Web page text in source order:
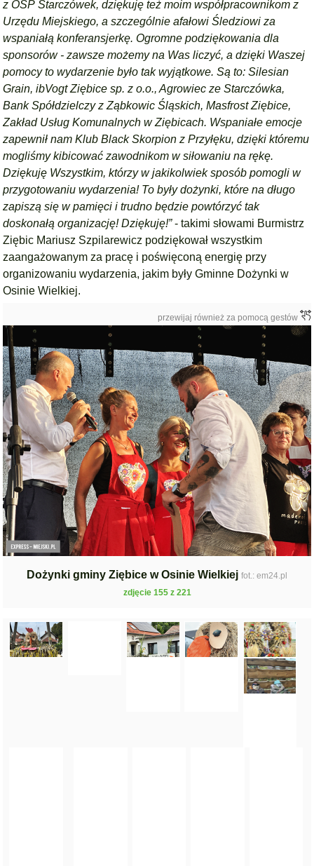
z OSP Starczówek, dziękuję też moim współpracownikom z
Urzędu Miejskiego, a szczególnie afałowi Śledziowi za
wspaniałą konferansjerkę. Ogromne podziękowania dla
sponsorów - zawsze możemy na Was liczyć, a dzięki Waszej
pomocy to wydarzenie było tak wyjątkowe. Są to: Silesian
Grain, ibVogt Ziębice sp. z o.o., Agrowiec ze Starczówka,
Bank Spółdzielczy z Ząbkowic Śląskich, Masfrost Ziębice,
Zakład Usług Komunalnych w Ziębicach. Wspaniałe emocje
zapewnił nam Klub Black Skorpion z Przyłęku, dzięki któremu
mogliśmy kibicować zawodnikom w siłowaniu na rękę.
Dziękuję Wszystkim, którzy w jakikolwiek sposób pomogli w
przygotowaniu wydarzenia! To były dożynki, które na długo
zapiszą się w pamięci i trudno będzie powtórzyć tak
doskonałą organizację! Dziękuję!”- takimi słowami Burmistrz
Ziębic Mariusz Szpilarewicz podziękował wszystkim
zaangażowanym za pracę i poświęconą energię przy
organizowaniu wydarzenia, jakim były Gminne Dożynki w
Osinie Wielkiej.
przewijaj również za pomocą gestów
Dożynki gminy Ziębice w Osinie Wielkiej fot.: em24.pl
zdjęcie 155 z 221